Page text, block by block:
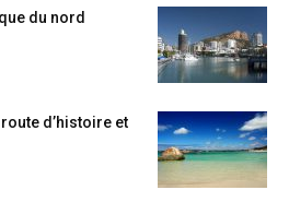
du nord
route d’histoire et